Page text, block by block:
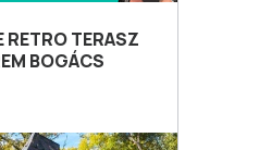
RETRO TERASZ
BOGÁCS